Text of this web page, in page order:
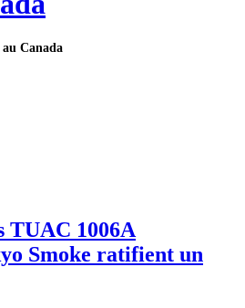
Canada
TUAC 1006A
Smoke ratifient un